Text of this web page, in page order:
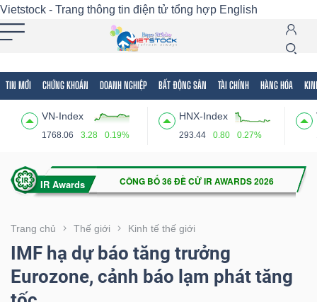
Vietstock - Trang thông tin điện tử tổng hợp English
TIN MỚI CHỨNG KHOÁN DOANH NGHIỆP BẤT ĐỘNG SẢN TÀI CHÍNH HÀNG HÓA
VN-Index
1768.06 3.28 0.19%
HNX-Index
293.44 0.80 0.27%
Trang chủ Thế giới Kinh tế thế giới
IMF hạ dự báo tăng trưởng
Eurozone, cảnh báo lạm phát tăng
Tất cả Tính năng Ngành Mã chứng khoán
Tính
(-)
VIETSTOCK
CHỨNG
KHOÁN